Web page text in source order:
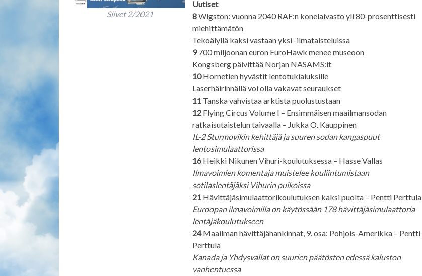
Siivet 2/2021
Uutiset
8Wigston: vuonna 2040 RAF:n konelaivasto yli 80-prosenttisesti
miehittämätön
Tekoälyllä kaksi vastaan yksi -ilmataisteluissa
9700 miljoonan euron EuroHawk menee museoon
Kongsberg päivittää Norjan NASAMS:it
10Hornetien hyvästit lentotukialuksille
Laserhäirinnällä voi olla vakavat seuraukset
11Tanska vahvistaa arktista puolustustaan
12Flying Circus Volume I – Ensimmäisen maailmansodan
ratkaisutaistelun taivaalla – Jukka O. Kauppinen
IL-2 Sturmovikin kehittäjä ja suuren sodan kangaspuut
lentosimulaattorissa
16Heikki Nikunen Vihuri-koulutuksessa – Hasse Vallas
Ilmavoimien komentaja muistelee kouliintumistaan
sotilaslentäjäksi Vihurin puikoissa
21Hävittäjäsimulaattorikoulutuksen kaksi puolta – Pentti Perttula
Euroopan ilmavoimilla on käytössään 178 hävittäjäsimulaattoria
lentäjäkoulutukseen
24Maailman hävittäjähankinnat, 9. osa: Pohjois-Amerikka – Pentti
Perttula
Kanada ja Yhdysvallat on suurien päätösten edessä kaluston
vanhentuessa